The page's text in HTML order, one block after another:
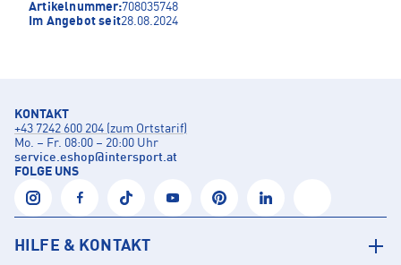
Artikelnummer:708035748
Im Angebot seit28.08.2024
KONTAKT
+43 7242 600 204 (zum Ortstarif)
Mo. – Fr. 08:00 – 20:00 Uhr
service.eshop@intersport.at
FOLGE UNS
HILFE & KONTAKT